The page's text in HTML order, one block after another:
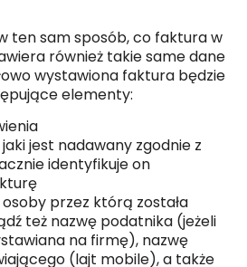
ten sam sposób, co faktura w
również takie same dane
wystawiona faktura będzie
elementy:
jest nadawany zgodnie z
identyfikuje on
przez którą została
też nazwę podatnika (jeżeli
na firmę), nazwę
(lajt mobile), a także